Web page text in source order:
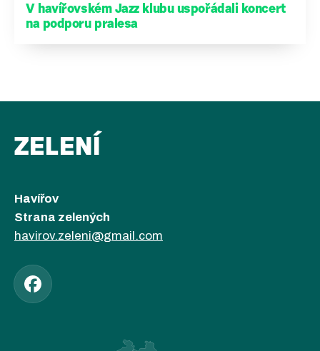
V havířovském Jazz klubu uspořádali koncert
na podporu pralesa
ZELENÍ
Havířov
Strana zelených
havirov.zeleni@gmail.com